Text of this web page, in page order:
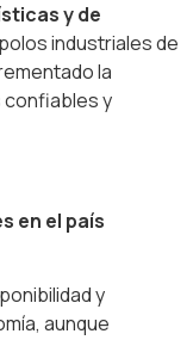
y de
industriales de
la
y
en el país
y
aunque